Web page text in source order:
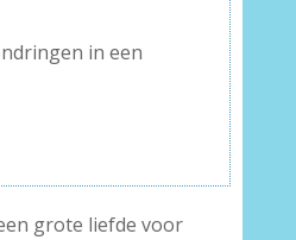
in een
grote liefde voor